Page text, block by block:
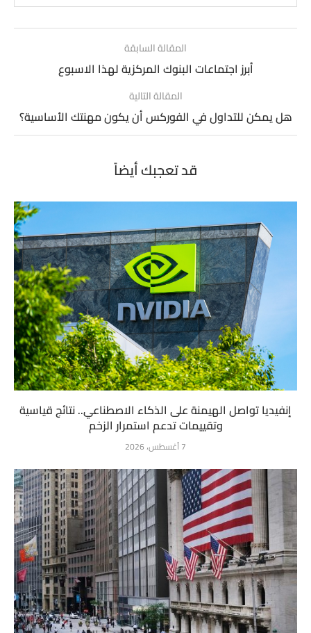
المقالة السابقة
أبرز اجتماعات البنوك المركزية لهذا الاسبوع
المقالة التالية
هل يمكن للتداول في الفوركس أن يكون مهنتك الأساسية؟
قد تعجبك أيضاً
إنفيديا تواصل الهيمنة على الذكاء الاصطناعي.. نتائج قياسية
وتقييمات تدعم استمرار الزخم
7 أغسطس، 2026